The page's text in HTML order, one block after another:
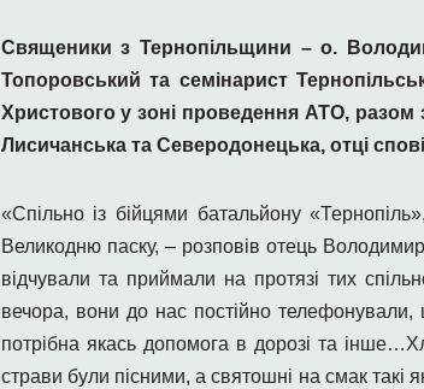
Священики з Тернопільщини – о.
Топоровський та семінарист
Христового у зоні проведення АТО, разом
Лисичанська та Северодонецька, отці
«Спільно із бійцями батальйону
Великодню паску, – розповів отець
відчували та приймали на протязі тих
вечора, вони до нас постійно
потрібна якась допомога в дорозі та
страви були пісними, а святошні на смак